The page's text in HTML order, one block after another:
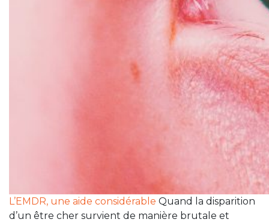
L’EMDR, une aide considérable Quand la disparition
d’un être cher survient de manière brutale et